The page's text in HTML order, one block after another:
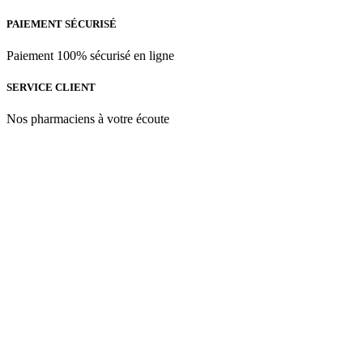
PAIEMENT SÉCURISÉ
Paiement 100% sécurisé en ligne
SERVICE CLIENT
Nos pharmaciens à votre écoute